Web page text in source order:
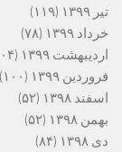
تیر ۱۳۹۹
(۱۱۹)
خرداد ۱۳۹۹
(۷۸)
اردیبهشت ۱۳۹۹
(۱۰۴)
فروردین ۱۳۹۹
(۱۰۰)
اسفند ۱۳۹۸
(۵۲)
بهمن ۱۳۹۸
(۵۲)
دی ۱۳۹۸
(۸۴)